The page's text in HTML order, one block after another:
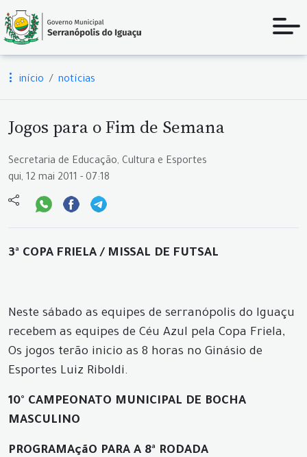
início notícias
Jogos para o Fim de Semana
Secretaria de Educação, Cultura e Esportes
qui, 12 mai 2011 - 07:18
3ª COPA FRIELA / MISSAL DE FUTSAL
Neste sábado as equipes de serranópolis do Iguaçu
recebem as equipes de Céu Azul pela Copa Friela,
Os jogos terão inicio as 8 horas no Ginásio de
Esportes Luiz Riboldi.
10° CAMPEONATO MUNICIPAL DE BOCHA
MASCULINO
PROGRAMAçãO PARA A 8ª RODADA